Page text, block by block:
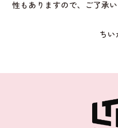
性もありますので、ご了承
ち